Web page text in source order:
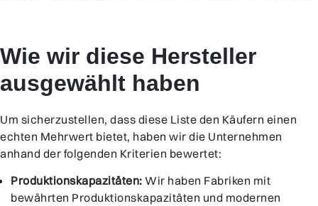
Wie wir diese Hersteller
ausgewählt haben
Um sicherzustellen, dass diese Liste den Käufern einen
echten Mehrwert bietet, haben wir die Unternehmen
anhand der folgenden Kriterien bewertet:
Produktionskapazitäten: Wir haben Fabriken mit
bewährten Produktionskapazitäten und modernen